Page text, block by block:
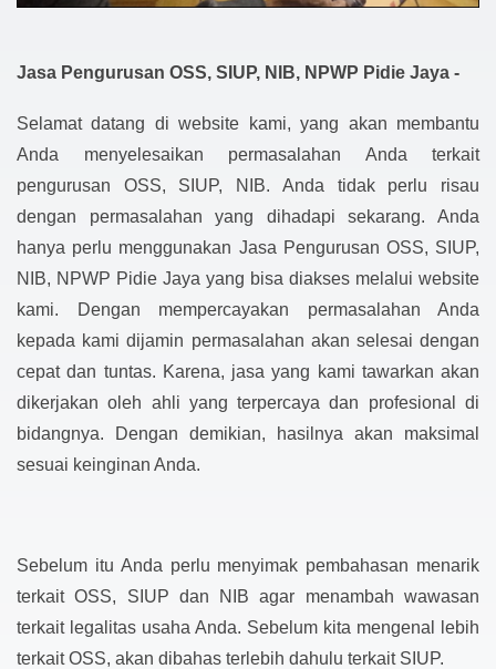
Jasa Pengurusan OSS, SIUP, NIB, NPWP Pidie Jaya -
Selamat datang di website kami, yang akan membantu
Anda menyelesaikan permasalahan Anda terkait
pengurusan OSS, SIUP, NIB. Anda tidak perlu risau
dengan permasalahan yang dihadapi sekarang. Anda
hanya perlu menggunakan Jasa Pengurusan OSS, SIUP,
NIB, NPWP Pidie Jaya yang bisa diakses melalui website
kami. Dengan mempercayakan permasalahan Anda
kepada kami dijamin permasalahan akan selesai dengan
cepat dan tuntas. Karena, jasa yang kami tawarkan akan
dikerjakan oleh ahli yang terpercaya dan profesional di
bidangnya. Dengan demikian, hasilnya akan maksimal
sesuai keinginan Anda.
Sebelum itu Anda perlu menyimak pembahasan menarik
terkait OSS, SIUP dan NIB agar menambah wawasan
terkait legalitas usaha Anda. Sebelum kita mengenal lebih
terkait OSS, akan dibahas terlebih dahulu terkait SIUP.